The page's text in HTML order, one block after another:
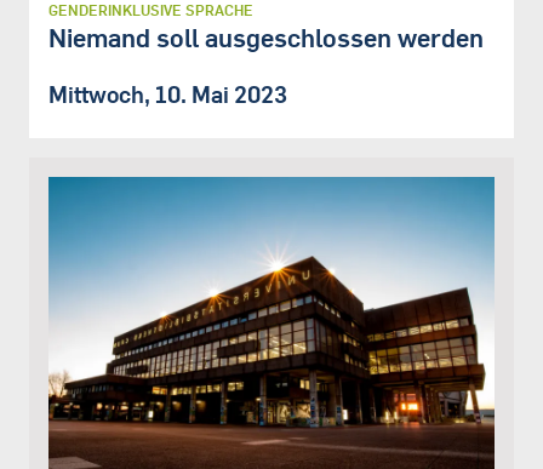
GENDERINKLUSIVE SPRACHE
Niemand soll ausgeschlossen werden
Mittwoch, 10. Mai 2023